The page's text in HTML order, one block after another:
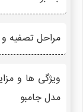
مراحل تصفیه و
ویژگی ها و
مدل جامبو